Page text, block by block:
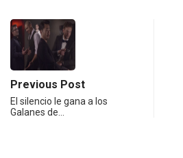
Previous Post
El silencio le gana a los
Galanes de…